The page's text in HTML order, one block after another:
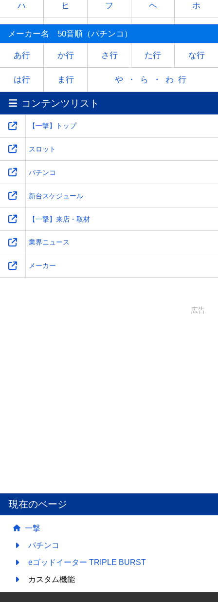
ハ ヒ フ ヘ ホ
マ ミ ム
ヤ - ユ - ヨ
ラ リ レ
ワ -
メーカー名 50音順（パチンコ）
あ行 か行 さ行 た行 な行
は行 ま行 や・ら・わ行
コンテンツリスト
【一撃】トップ
スロット
パチンコ
新台スケジュール
【一撃】来店・取材
業界ニュース
メーカー
広告
現在のページ
一撃
パチンコ
eゴッドイーター TRIPLE BURST
カスタム機能